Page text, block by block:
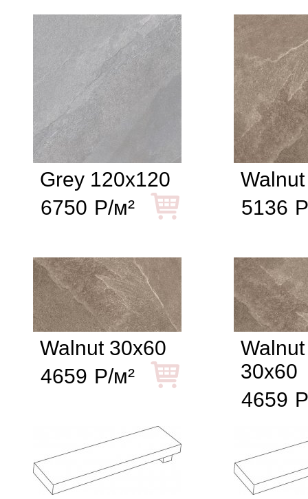
Grey 120x120
6750 Р/м²
5136
Walnut 30x60
4659 Р/м²
30x60
4659